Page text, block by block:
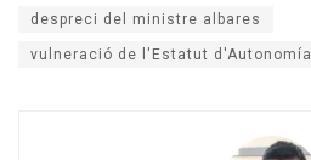
despreci del ministre albares
vulneració de l'Estatut d'Autonomía